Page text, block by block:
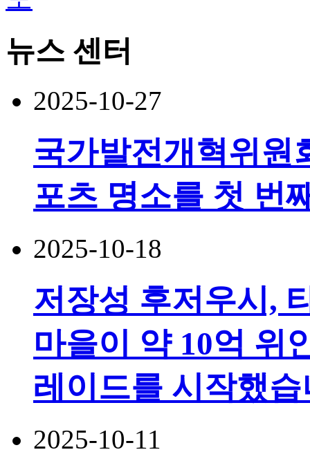
뉴스 센터
2025-10-27
국가발전개혁위원
포츠 명소를 첫 번
2025-10-18
저장성 후저우시,
마을이 약 10억 위
레이드를 시작했습
2025-10-11